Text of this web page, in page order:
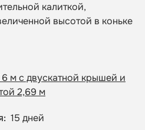
калиткой,
высотой в коньке
6 м с двускатной крышей и
2,69 м
15 дней